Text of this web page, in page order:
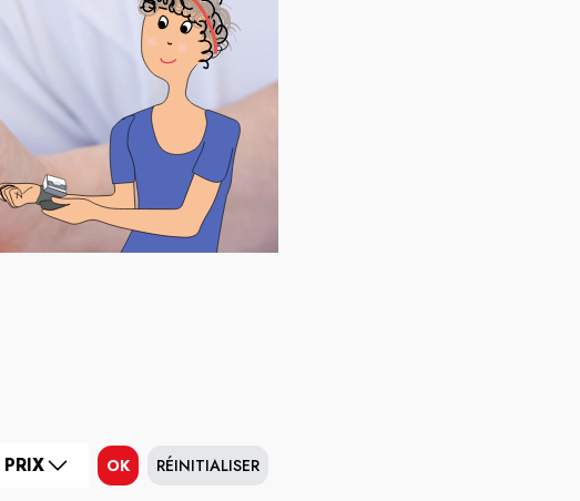
PRIX OK RÉINITIALISER